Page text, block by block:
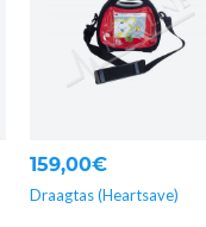
159,00€
Draagtas (Heartsave)